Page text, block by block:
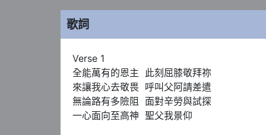
歌詞
Verse 1
全能萬有的恩主  此刻屈膝敬拜祢
來讓我心去敬畏  呼叫父阿請差遣
無論路有多險阻  面對辛勞與試探
一心面向至高神  聖父我景仰